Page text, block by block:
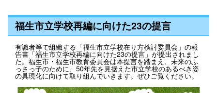
福生市立学校再編に向けた23の提言
有識者等で組織する「福生市立学校在り方検討委員会」の報
告書「福生市立学校再編に向けた23の提言」が提出されまし
た。福生市・福生市教育委員会は本提言を踏まえ、未来のふ
っさっ子のために、50年先を見据えた市立学校のあるべき姿
の具現化に向けて取り組んでいきます。ぜひご覧ください。